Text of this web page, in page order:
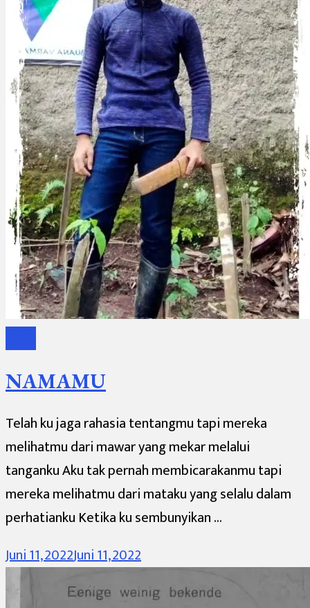
NAMAMU
Telah ku jaga rahasia tentangmu tapi mereka
melihatmu dari mawar yang mekar melalui
tanganku Aku tak pernah membicarakanmu tapi
mereka melihatmu dari mataku yang selalu dalam
perhatianku Ketika ku sembunyikan …
Juni 11, 2022Juni 11, 2022